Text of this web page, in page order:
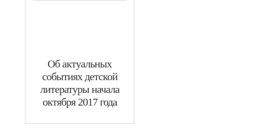
​Об актуальных
событиях детской
литературы начала
октября 2017 года